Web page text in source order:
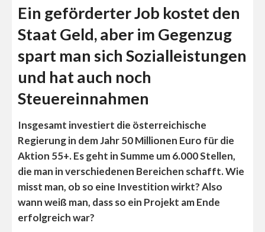
Ein geförderter Job kostet den
Staat Geld, aber im Gegenzug
spart man sich Sozialleistungen
und hat auch noch
Steuereinnahmen
Insgesamt investiert die österreichische
Regierung in dem Jahr 50 Millionen Euro für die
Aktion 55+. Es geht in Summe um 6.000 Stellen,
die man in verschiedenen Bereichen schafft.Wie
misst man, ob so eine Investition wirkt? Also
wann weiß man, dass so ein Projekt am Ende
erfolgreich war?